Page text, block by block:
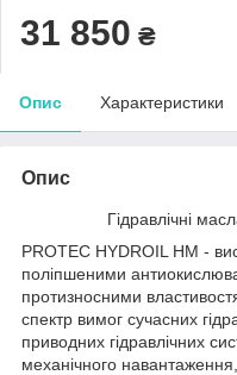
31 850 ₴
Опис Характеристики
Опис
Гідравлічні
PROTEC HYDROIL HM -
поліпшеними
протизносними
спектр вимог сучасних
приводних гідравлічних
механічного